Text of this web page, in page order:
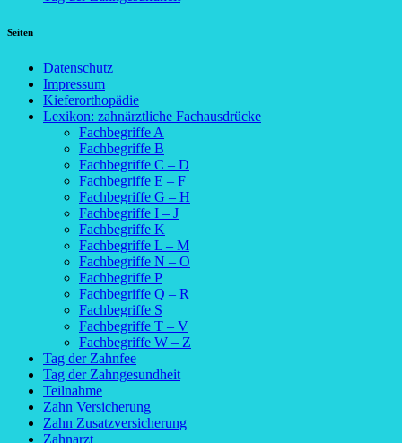
Seiten
Datenschutz
Impressum
Kieferorthopädie
Lexikon: zahnärztliche Fachausdrücke
Fachbegriffe A
Fachbegriffe B
Fachbegriffe C – D
Fachbegriffe E – F
Fachbegriffe G – H
Fachbegriffe I – J
Fachbegriffe K
Fachbegriffe L – M
Fachbegriffe N – O
Fachbegriffe P
Fachbegriffe Q – R
Fachbegriffe S
Fachbegriffe T – V
Fachbegriffe W – Z
Tag der Zahnfee
Tag der Zahngesundheit
Teilnahme
Zahn Versicherung
Zahn Zusatzversicherung
Zahnarzt